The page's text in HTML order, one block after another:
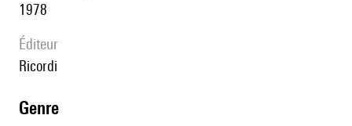
1978
éditeur
Ricordi
genre